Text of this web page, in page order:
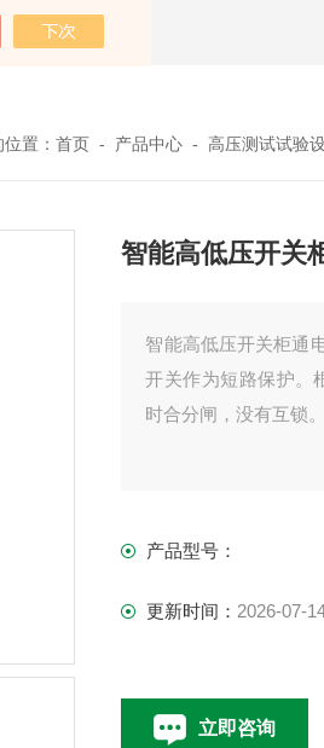
JDX-S双舌式接地棒价格 HD3400A接
位置：首页 - 产品中心 -高压测试试验
智能高低压开关
智能高低压开关柜通
开关作为短路保护。
时合分闸，没有互锁
产品型号：
更新时间： 2026-07-
立即咨询